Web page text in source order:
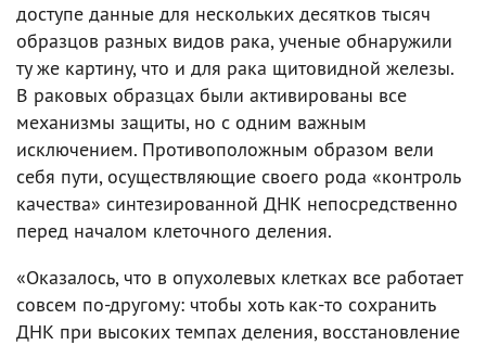
доступе данные для нескольких десятков тысяч
образцов разных видов рака, ученые обнаружили
ту же картину, что и для рака щитовидной железы.
В раковых образцах были активированы все
механизмы защиты, но с одним важным
исключением. Противоположным образом вели
себя пути, осуществляющие своего рода «контроль
качества» синтезированной ДНК непосредственно
перед началом клеточного деления.
«Оказалось, что в опухолевых клетках все работает
совсем по-другому: чтобы хоть как-то сохранить
ДНК при высоких темпах деления, восстановление